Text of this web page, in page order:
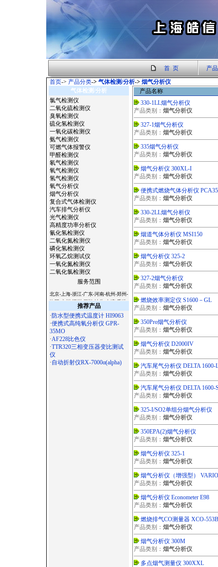
首 页
产
首页-> 产品分类-> 气体检测/分析-> 烟气分析仪
气体检测/分析
氯气检测仪
二氧化硫检测仪
臭氧检测仪
硫化氢检测仪
一氧化碳检测仪
氨气检测仪
可燃气体报警仪
甲醛检测仪
氡气检测仪
氧气检测仪
氢气检测仪
氧气分析仪
烟气分析仪
复合式气体检测仪
汽车排气分析仪
光气检测仪
高精度功率分析仪
氰化氢检测仪
二氧化氮检测仪
磷化氢检测仪
环氧乙烷测试仪
一氧化氮检测仪
二氧化氯检测仪
服务范围
北京-上海-浙江-广东-河南-杭州-郑州-
洛阳-广州-深圳-厦门-汕头-台湾-香港-
澳门-天津-西安-宝鸡-杭州-温州-常州-
无锡-苏州-南京-镇江-扬州-南通-合肥-
徐州-常熟-石家庄-太原-呼和浩特-沈
阳-长春-哈尔滨-南京-合肥-福州-南昌-
济南-郑州-武汉-长沙-广州-南宁-海口-
成都-贵阳-昆明-拉萨-西安-兰州-西宁-
银川-乌鲁木齐-杭州-沈阳-长春-哈尔
滨-济南-武汉-广州-南宁-成都 -西安-
推荐产品
·防水型便携式温度计 HI9063
·便携式高纯氧分析仪 GPR-
35MO
·AF228比色仪
·TTR320三相变压器变比测试
仪
·自动折射仪RX-7000α(alpha)
产品名称
330-1LL烟气分析仪
产品类别： 烟气分析仪
327-1烟气分析仪
产品类别： 烟气分析仪
335烟气分析仪
产品类别： 烟气分析仪
烟气分析仪 300XL-I
产品类别： 烟气分析仪
便携式燃烧气体分析仪
产品类别： 烟气分析仪
330-2LL烟气分析仪
产品类别： 烟气分析仪
烟道气体分析仪 MSI150
产品类别： 烟气分析仪
烟气分析仪 325-2
产品类别： 烟气分析仪
327-2烟气分析仪
产品类别： 烟气分析仪
燃烧效率测定仪 S1600－GL
产品类别： 烟气分析仪
350Pro烟气分析仪
产品类别： 烟气分析仪
烟气分析仪 D2000IV
产品类别： 烟气分析仪
汽车尾气分析仪 DELTA
产品类别： 烟气分析仪
汽车尾气分析仪 DELTA 1600-
产品类别： 烟气分析仪
325-I/SO2单组分烟气分析仪
产品类别： 烟气分析仪
350EPA(2)烟气分析仪
产品类别： 烟气分析仪
烟气分析仪 325-1
产品类别： 烟气分析仪
烟气分析仪（增强型）
产品类别： 烟气分析仪
烟气分析仪 Econometer E98
产品类别： 烟气分析仪
燃烧排气CO测量器 XCO-
产品类别： 烟气分析仪
烟气分析仪 300M
产品类别： 烟气分析仪
多点烟气测量仪 300XXL